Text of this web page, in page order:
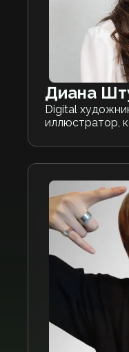
Диана
Digital
иллюстратор,